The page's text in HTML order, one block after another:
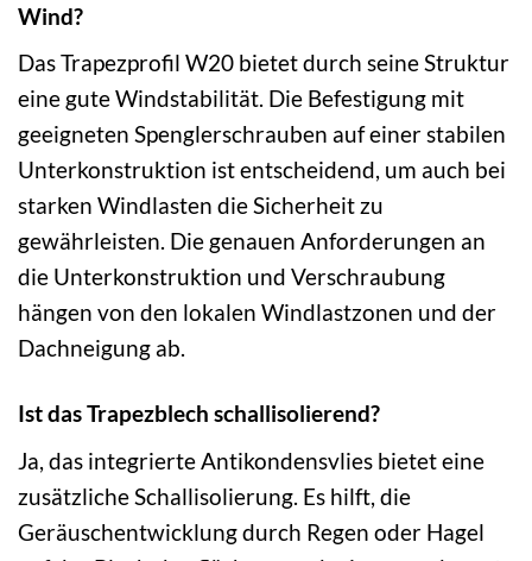
Wind?
Das Trapezprofil W20 bietet durch seine Struktur
eine gute Windstabilität. Die Befestigung mit
geeigneten Spenglerschrauben auf einer stabilen
Unterkonstruktion ist entscheidend, um auch bei
starken Windlasten die Sicherheit zu
gewährleisten. Die genauen Anforderungen an
die Unterkonstruktion und Verschraubung
hängen von den lokalen Windlastzonen und der
Dachneigung ab.
Ist das Trapezblech schallisolierend?
Ja, das integrierte Antikondensvlies bietet eine
zusätzliche Schallisolierung. Es hilft, die
Geräuschentwicklung durch Regen oder Hagel